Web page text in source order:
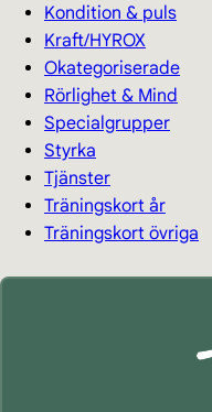
Kondition & puls
Kraft/HYROX
Okategoriserade
Rörlighet & Mind
Specialgrupper
Styrka
Tjänster
Träningskort år
Träningskort övriga